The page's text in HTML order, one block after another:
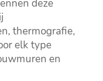
deze
thermografie,
elk type
en